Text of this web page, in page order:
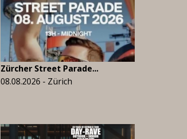
Zürcher Street Parade...
08.08.2026 - Zürich